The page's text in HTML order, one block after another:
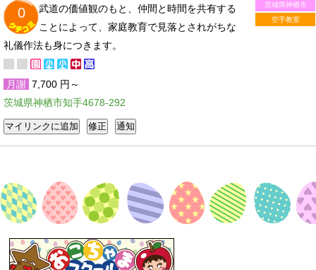
茨城県神栖市
空手教室
0
武道の価値観のもと、仲間と時間を共有する
ことによって、家庭教育で見落とされがちな
礼儀作法も身につきます。
月謝 7,700 円～
茨城県神栖市知手4678-292